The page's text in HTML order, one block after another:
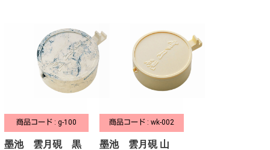
商品コード : g-100
墨池 雲月硯 黒
商品コード : wk-002
墨池 雲月硯 山